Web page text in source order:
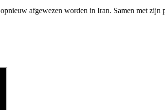
afgewezen worden in Iran. Samen met zijn